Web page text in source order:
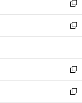
く
で
開
く
ド
ウ
で
開
ィ
ン
ド
ウ
開
く
い
ウ
ィ
ン
ウ
で
開
く
新
し
い
ウ
ン
ド
ウ
で
新
し
ウ
ィ
ン
ド
新
し
い
新